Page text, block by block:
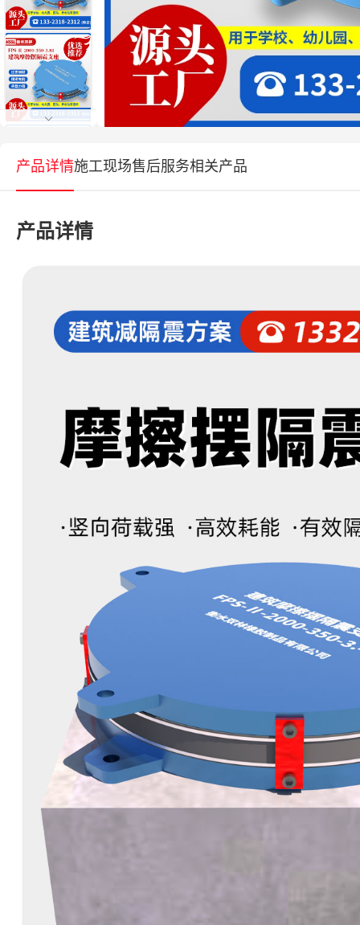
产品详情施工现场售后服务相关产品
产品详情